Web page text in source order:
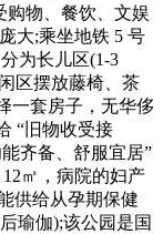
购物、餐饮、文娱
大;乘坐地铁 5 号
为长儿区(1-3
区摆放藤椅、茶
一套房子，无华侈
“旧物收受接
齐备、舒服宜居”
㎡，病院的妇产
供给从孕期保健
瑜伽);该公园是国